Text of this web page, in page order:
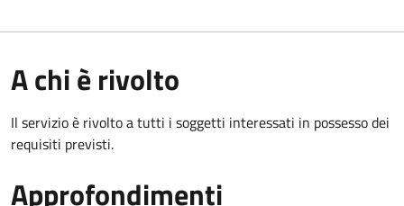
A chi è rivolto
Il servizio è rivolto a tutti i soggetti interessati in possesso dei
requisiti previsti.
Approfondimenti